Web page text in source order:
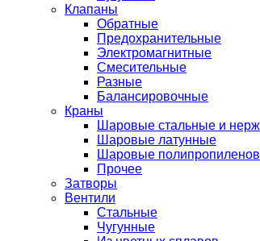
Клапаны
Обратные
Предохранительные
Электромагнитные
Смесительные
Разные
Балансировочные
Краны
Шаровые стальные и
Шаровые латунные
Шаровые
Прочее
Затворы
Вентили
Стальные
Чугунные